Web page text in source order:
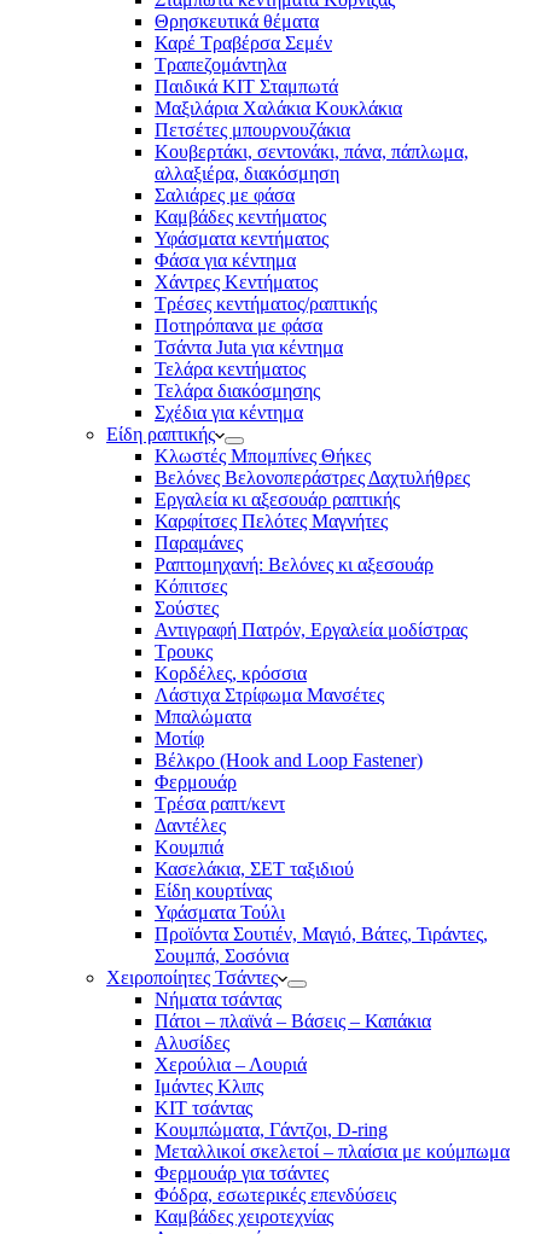
Θρησκευτικά θέματα
Καρέ Τραβέρσα Σεμέν
Τραπεζομάντηλα
Παιδικά KIT Σταμπωτά
Μαξιλάρια Χαλάκια Κουκλάκια
Πετσέτες μπουρνουζάκια
Κουβερτάκι, σεντονάκι, πάνα, πάπλωμα,
αλλαξιέρα, διακόσμηση
Σαλιάρες με φάσα
Καμβάδες κεντήματος
Υφάσματα κεντήματος
Φάσα για κέντημα
Χάντρες Κεντήματος
Τρέσες κεντήματος/ραπτικής
Ποτηρόπανα με φάσα
Τσάντα Juta για κέντημα
Τελάρα κεντήματος
Τελάρα διακόσμησης
Σχέδια για κέντημα
Είδη ραπτικής
Κλωστές Μπομπίνες Θήκες
Βελόνες Βελονοπεράστρες Δαχτυλήθρες
Εργαλεία κι αξεσουάρ ραπτικής
Καρφίτσες Πελότες Μαγνήτες
Παραμάνες
Ραπτομηχανή: Βελόνες κι αξεσουάρ
Κόπιτσες
Σούστες
Αντιγραφή Πατρόν, Εργαλεία μοδίστρας
Τρουκς
Κορδέλες, κρόσσια
Λάστιχα Στρίφωμα Μανσέτες
Μπαλώματα
Mοτίφ
Βέλκρο (Hook and Loop Fastener)
Φερμουάρ
Τρέσα ραπτ/κεντ
Δαντέλες
Κουμπιά
Κασελάκια, ΣΕΤ ταξιδιού
Είδη κουρτίνας
Υφάσματα Τούλι
Προϊόντα Σουτιέν, Μαγιό, Βάτες, Τιράντες,
Σουμπά, Σοσόνια
Χειροποίητες Τσάντες
Νήματα τσάντας
Πάτοι – πλαϊνά – Βάσεις – Καπάκια
Αλυσίδες
Χερούλια – Λουριά
Ιμάντες Κλιπς
ΚΙΤ τσάντας
Κουμπώματα, Γάντζοι, D-ring
Μεταλλικοί σκελετοί – πλαίσια με κούμπωμα
Φερμουάρ για τσάντες
Φόδρα, εσωτερικές επενδύσεις
Καμβάδες χειροτεχνίας